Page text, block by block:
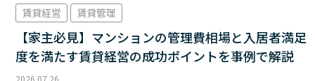
賃貸経営 賃貸管理
【家主必見】マンションの管理費相場と入居者満足
度を満たす賃貸経営の成功ポイントを事例で解説
2026.07.26